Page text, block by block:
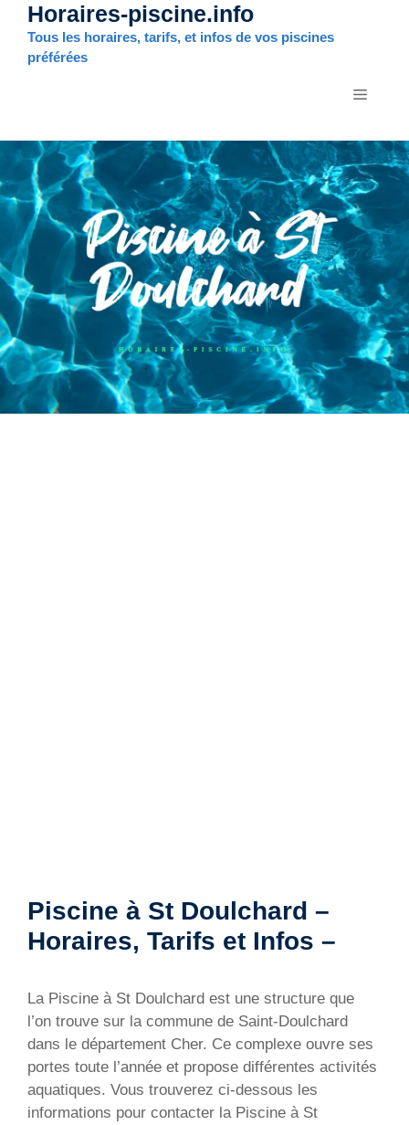
Aller
contenu
Horaires-piscine.info
Tous les horaires, tarifs, et infos de vos piscines
préférées
MENU
Piscine à St Doulchard –
Horaires, Tarifs et Infos –
La Piscine à St Doulchard est une structure que
l’on trouve sur la commune de Saint-Doulchard
dans le département Cher. Ce complexe ouvre ses
portes toute l’année et propose différentes activités
aquatiques. Vous trouverez ci-dessous les
informations pour contacter la Piscine à St